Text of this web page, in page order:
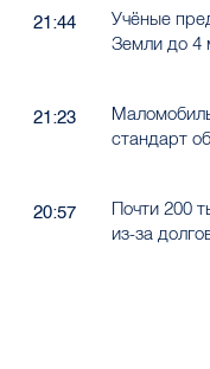
21:44
Учёные
Земли до 4
21:23
стандарт
20:57
Почти 200
из-за